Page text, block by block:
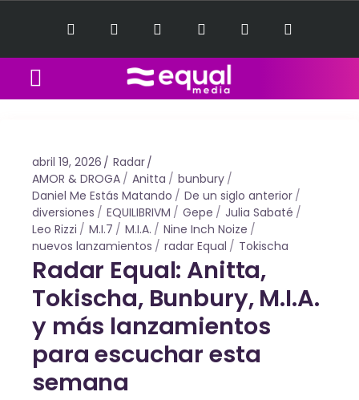
abril 19, 2026
Radar
AMOR & DROGA
Anitta
bunbury
Daniel Me Estás Matando
De un siglo anterior
diversiones
EQUILIBRIVM Gepe
Julia Sabaté
Leo Rizzi
M.I.7 M.I.A.
Nine Inch Noize
nuevos lanzamientos
radar Equal Tokischa
Radar Equal: Anitta,
Tokischa, Bunbury, M.I.A.
y más lanzamientos
para escuchar esta
semana